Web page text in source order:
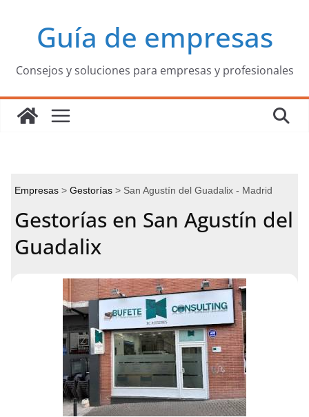
contenidoGuía de empresas
Consejos y soluciones para empresas y profesionales
Empresas Gestorías San Agustín del Guadalix - Madrid
Gestorías en San Agustín del
Guadalix